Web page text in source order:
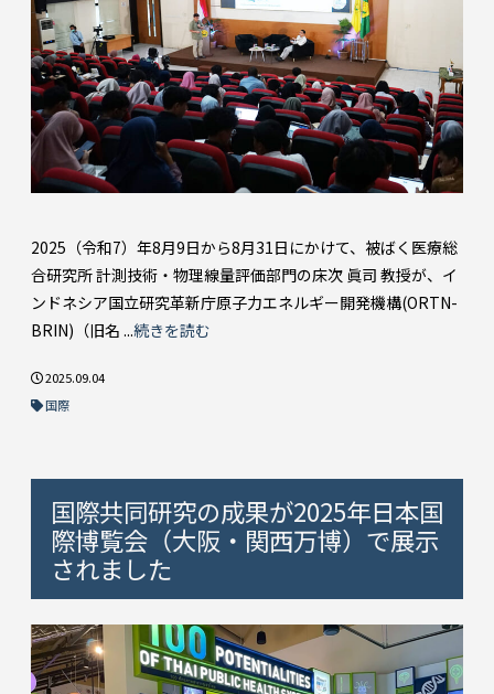
2025（令和7）年8月9日から8月31日にかけて、被ばく医療総
合研究所 計測技術・物理線量評価部門の床次 眞司 教授が、イ
ンドネシア国立研究革新庁原子力エネルギー開発機構(ORTN-
BRIN)（旧名 ...続きを読む
2025.09.04
国際
国際共同研究の成果が2025年日本国
際博覧会（大阪・関西万博）で展示
されました